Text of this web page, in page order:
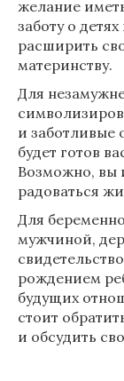
желание
заботу о
расширить
материнству.
Для
и заботливые
будет готов
Возможно, вы
радоваться
Для
мужчиной,
рождением
будущих
стоит
и обсудить